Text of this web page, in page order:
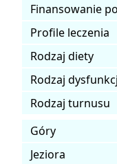
Finansowanie
Profile leczenia
Rodzaj diety
Rodzaj
Rodzaj turnusu
Góry
Jeziora